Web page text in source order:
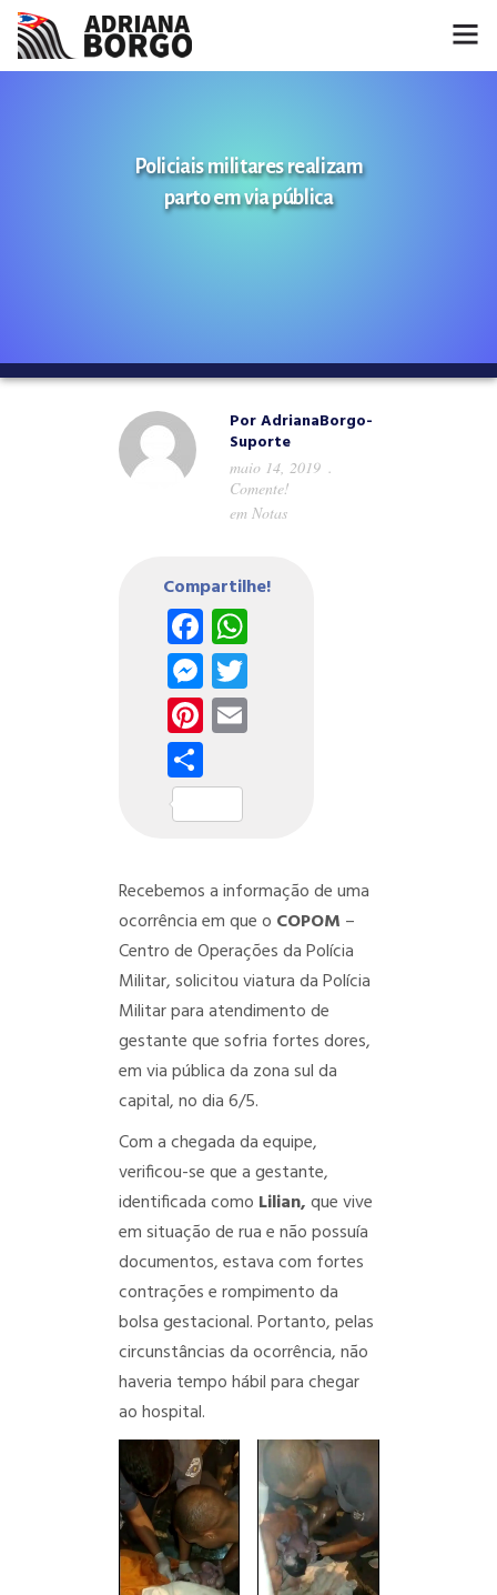
CONHEÇA A ADRIANA
Policiais militares realizam
parto em via pública
PorAdrianaBorgo-
Suporte
maio 14, 2019
Comente!
em Notas
Compartilhe!
Facebook
WhatsApp
Messenger
Twitter
Pinterest
Email
Share
Recebemos a informação de uma
ocorrência em que o COPOM –
Centro de Operações da Polícia
Militar, solicitou viatura da Polícia
Militar para atendimento de
gestante que sofria fortes dores,
em via pública da zona sul da
capital, no dia 6/5.
Com a chegada da equipe,
verificou-se que a gestante,
identificada como Lilian,que vive
em situação de rua e não possuía
documentos, estava com fortes
contrações e rompimento da
bolsa gestacional. Portanto, pelas
circunstâncias da ocorrência, não
haveria tempo hábil para chegar
ao hospital.